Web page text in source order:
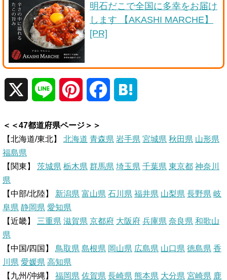
明石だこで全国に多幸をお届け
します 【AKASHI MARCHE】
[PR]
n n
s
t
c
k
t
＜＜47都道府県ページ＞＞
【北海道/東北】 北海道 青森県 岩手県 宮城県 秋田県 山形県
福島県
【関東】 茨城県 栃木県 群馬県 埼玉県 千葉県 東京都 神奈川
県
【中部/北陸】 新潟県 富山県 石川県 福井県 山梨県 長野県 岐
阜県 静岡県 愛知県
【近畿】 三重県 滋賀県 京都府 大阪府 兵庫県 奈良県 和歌山
県
【中国/四国】 鳥取県 島根県 岡山県 広島県 山口県 徳島県 香
川県 愛媛県 高知県
【九州/沖縄】 福岡県 佐賀県 長崎県 熊本県 大分県 宮崎県 鹿